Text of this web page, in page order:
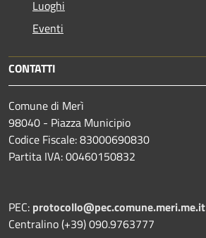
Luoghi
Eventi
CONTATTI
Comune di Merì
98040 - Piazza Municipio
Codice Fiscale: 83000690830
Partita IVA: 00460150832
PEC: protocollo@pec.comune.meri.me.it
Centralino (+39) 090.9763777